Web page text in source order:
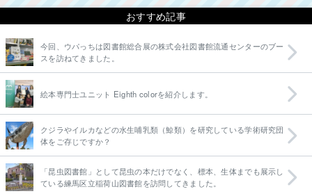
おすすめ記事
今回、ウパっちは図書館総合展の株式会社図書館流通センターのブー
スを訪ねてきました。
絵本専門士ユニット Eighth colorを紹介します。
クジラやイルカなどの水生哺乳類（鯨類）を研究している学術研究団
体をご存じですか？
「昆虫図書館」として昆虫の本だけでなく、標本、生体までも展示し
ている練馬区立稲荷山図書館を訪問してきました。